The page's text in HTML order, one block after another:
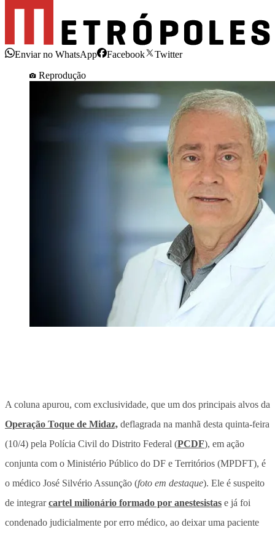
Enviar no WhatsApp Facebook
Twitter
Reprodução
A coluna apurou, com exclusividade, que um dos principais alvos da
Operação Toque de Midaz, deflagrada na manhã desta quinta-feira
(10/4) pela Polícia Civil do Distrito Federal (PCDF), em ação
conjunta com o Ministério Público do DF e Territórios (MPDFT), é
o médico José Silvério Assunção (foto em destaque). Ele é suspeito
de integrarcartel milionário formado por anestesistas e já foi
condenado judicialmente por erro médico, ao deixar uma paciente